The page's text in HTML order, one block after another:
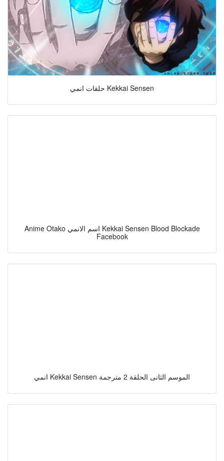
حلقات انمي Kekkai Sensen
Anime Otako اسم الانمي Kekkai Sensen Blood Blockade
Facebook
انمي Kekkai Sensen الموسم الثانى الحلقة 2 مترجمة